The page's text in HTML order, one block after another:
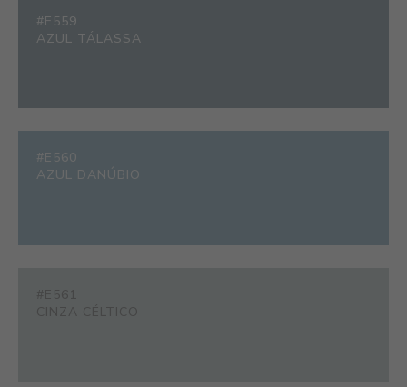
#E559
AZUL TÁLASSA
#E560
AZUL DANÚBIO